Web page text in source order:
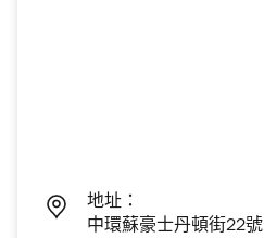
地址：
中環蘇豪士丹頓街22號